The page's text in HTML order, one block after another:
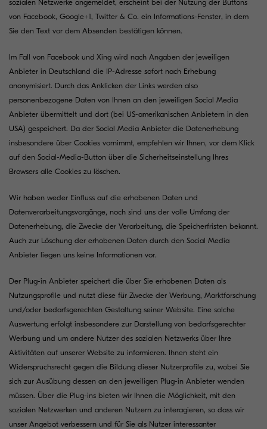
sozialen Netzwerke angemeldet, erscheint bei der Nutzung der Buttons
von Facebook, Google+1, Twitter & Co. ein Informations-Fenster, in dem
Sie den Text vor dem Absenden bestätigen können.
Im Fall von Facebook und Xing wird nach Angaben der jeweiligen
Anbieter in Deutschland die IP-Adresse sofort nach Erhebung
anonymisiert. Durch das Anklicken der Links werden also
personenbezogene Daten von Ihnen an den jeweiligen Social Media
Anbieter übermittelt und dort (bei US-amerikanischen Anbietern in den
USA) gespeichert. Da der Social Media Anbieter die Datenerhebung
insbesondere über Cookies vornimmt, empfehlen wir Ihnen, vor dem Klick
auf den Social-Media-Button über die Sicherheitseinstellung Ihres
Browsers alle Cookies zu löschen.
Wir haben weder Einfluss auf die erhobenen Daten und
Datenverarbeitungsvorgänge, noch sind uns der volle Umfang der
Datenerhebung, die Zwecke der Verarbeitung, die Speicherfristen bekannt.
Auch zur Löschung der erhobenen Daten durch den Social Media
Anbieter liegen uns keine Informationen vor.
Der Plug-in Anbieter speichert die über Sie erhobenen Daten als
Nutzungsprofile und nutzt diese für Zwecke der Werbung, Marktforschung
und/oder bedarfsgerechten Gestaltung seiner Website. Eine solche
Auswertung erfolgt insbesondere zur Darstellung von bedarfsgerechter
Werbung und um andere Nutzer des sozialen Netzwerks über Ihre
Aktivitäten auf unserer Website zu informieren. Ihnen steht ein
Widerspruchsrecht gegen die Bildung dieser Nutzerprofile zu, wobei Sie
sich zur Ausübung dessen an den jeweiligen Plug-in Anbieter wenden
müssen. Über die Plug-ins bieten wir Ihnen die Möglichkeit, mit den
sozialen Netzwerken und anderen Nutzern zu interagieren, so dass wir
unser Angebot verbessern und für Sie als Nutzer interessanter